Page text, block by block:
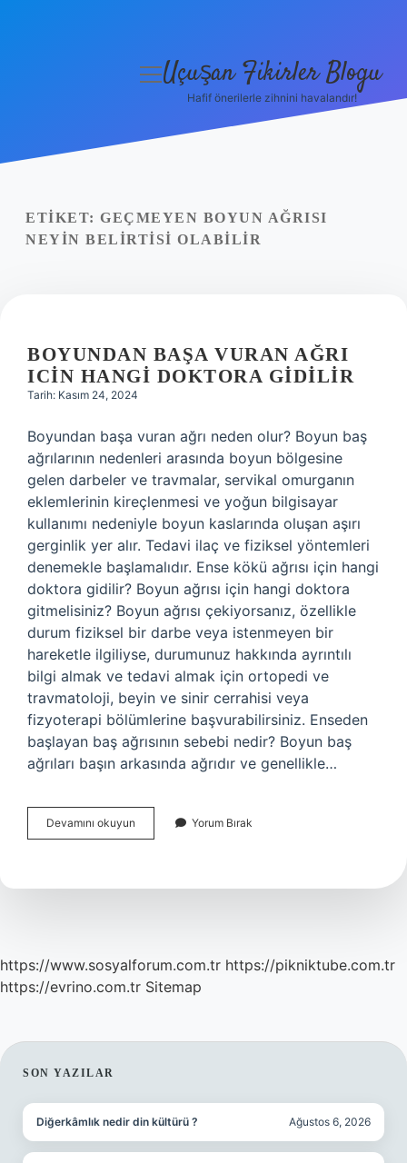
Yasal Uyarı
menüyü
Uçuşan Fikirler Blogu
Hafif önerilerle zihnini havalandır!
ETIKET: GEÇMEYEN BOYUN AĞRISI
NEYIN BELIRTISI OLABILIR
BOYUNDAN BAŞA VURAN AĞRI
ICIN HANGI DOKTORA GIDILIR
Tarih: Kasım 24, 2024
Boyundan başa vuran ağrı neden olur? Boyun baş
ağrılarının nedenleri arasında boyun bölgesine
gelen darbeler ve travmalar, servikal omurganın
eklemlerinin kireçlenmesi ve yoğun bilgisayar
kullanımı nedeniyle boyun kaslarında oluşan aşırı
gerginlik yer alır. Tedavi ilaç ve fiziksel yöntemleri
denemekle başlamalıdır. Ense kökü ağrısı için hangi
doktora gidilir? Boyun ağrısı için hangi doktora
gitmelisiniz? Boyun ağrısı çekiyorsanız, özellikle
durum fiziksel bir darbe veya istenmeyen bir
hareketle ilgiliyse, durumunuz hakkında ayrıntılı
bilgi almak ve tedavi almak için ortopedi ve
travmatoloji, beyin ve sinir cerrahisi veya
fizyoterapi bölümlerine başvurabilirsiniz. Enseden
başlayan baş ağrısının sebebi nedir? Boyun baş
ağrıları başın arkasında ağrıdır ve genellikle…
Devamını okuyun Boyundan
Başa
Icin
Yorum Bırak
https://www.sosyalforum.com.tr https://pikniktube.com.tr
https://evrino.com.tr Sitemap
SIDEBAR
SON YAZILAR
Diğerkâmlık nedir din kültürü ? Ağustos 6, 2026